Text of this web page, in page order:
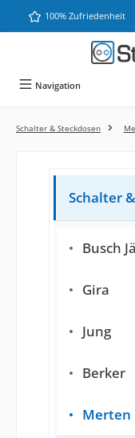
Zum Hauptinhalt springen
100% Zufriedenheit
Navigation
Schalter & Steckdosen
Schalter
Busch
Gira
Jung
Berker
Merten